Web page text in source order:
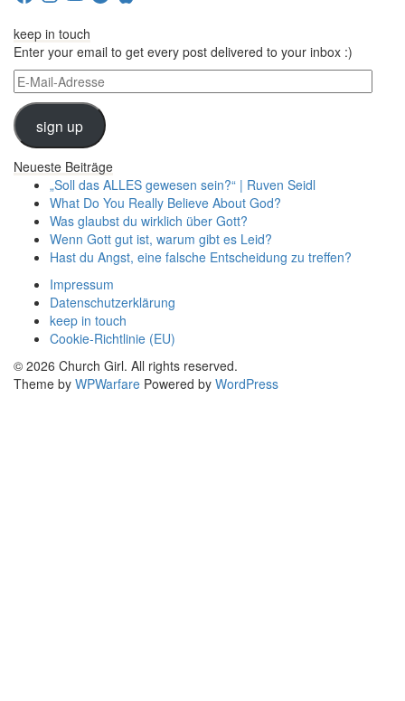
keep in touch
Enter your email to get every post delivered to your inbox :)
E-
Mail-
Adresse
sign up
Neueste Beiträge
„Soll das ALLES gewesen sein?“ | Ruven Seidl
What Do You Really Believe About God?
Was glaubst du wirklich über Gott?
Wenn Gott gut ist, warum gibt es Leid?
Hast du Angst, eine falsche Entscheidung zu treffen?
Impressum
Datenschutzerklärung
keep in touch
Cookie-Richtlinie (EU)
© 2026 Church Girl. All rights reserved.
Theme by WPWarfare Powered by WordPress